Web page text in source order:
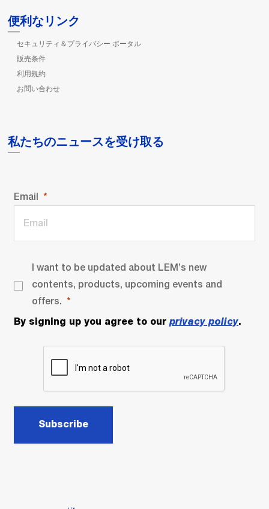
便利なリンク
セキュリティ＆プライバシー ポータル
販売条件
利用規約
お問い合わせ
私たちのニュースを受け取る
Email
I want to be updated about LEM’s new
contents, products, upcoming events and
offers.
By signing up you agree to our privacy policy.
Subscribe